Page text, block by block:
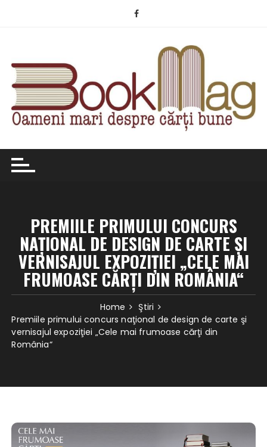
PREMIILE PRIMULUI CONCURS
NAŢIONAL DE DESIGN DE CARTE ŞI
VERNISAJUL EXPOZIŢIEI „CELE MAI
FRUMOASE CĂRŢI DIN ROMÂNIA“
Home
Ştiri
Premiile primului concurs naţional de design de carte şi
vernisajul expoziţiei „Cele mai frumoase cărţi din
România“